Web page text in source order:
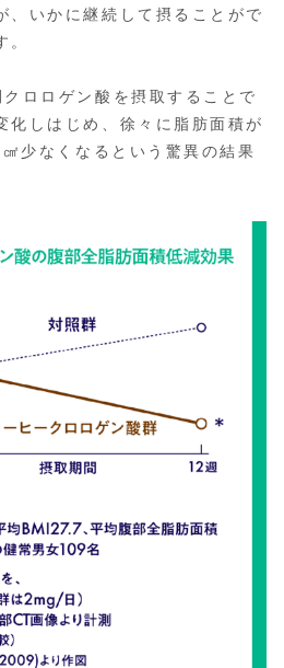
、いかに継続して摂ることがで
。
ロロゲン酸を摂取することで
化しはじめ、徐々に脂肪面積が
少なくなるという驚異の結果